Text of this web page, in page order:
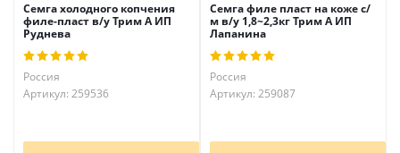
Семга холодного копчения
филе-пласт в/у Трим А ИП
Руднева
Россия
Артикул: 259536
Семга филе пласт на коже с/
м в/у 1,8~2,3кг Трим А ИП
Лапанина
Россия
Артикул: 259087